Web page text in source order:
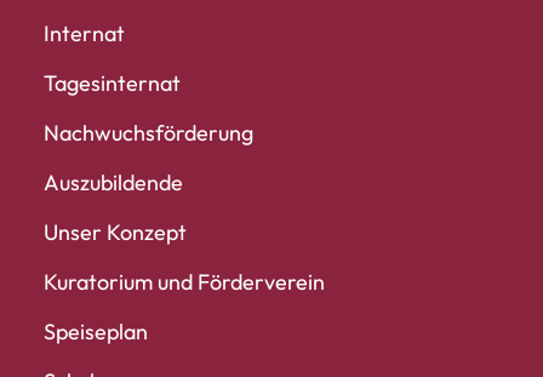
Internat
Tagesinternat
Nachwuchs­förderung
Auszubildende
Unser Konzept
Kuratorium und Förderverein
Speiseplan